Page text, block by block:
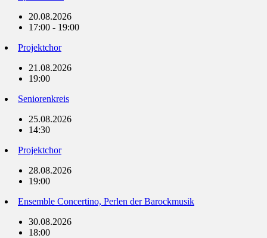
20.08.2026
17:00 - 19:00
Projektchor
21.08.2026
19:00
Seniorenkreis
25.08.2026
14:30
Projektchor
28.08.2026
19:00
Ensemble Concertino, Perlen der Barockmusik
30.08.2026
18:00